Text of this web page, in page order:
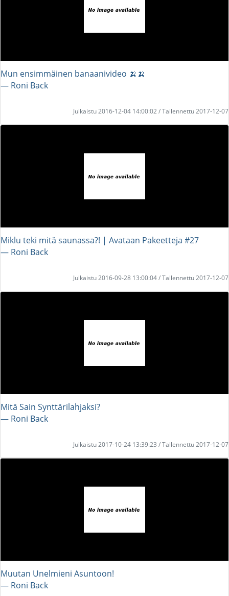
Mun ensimmäinen banaanivideo 🍌🍌
― Roni Back
Julkaistu 2016-12-04 14:00:02 / Tallennettu 2017-12-07
Miklu teki mitä saunassa?! | Avataan Pakeetteja #27
― Roni Back
Julkaistu 2016-09-28 13:00:04 / Tallennettu 2017-12-07
Mitä Sain Synttärilahjaksi?
― Roni Back
Julkaistu 2017-10-24 13:39:23 / Tallennettu 2017-12-07
Muutan Unelmieni Asuntoon!
― Roni Back